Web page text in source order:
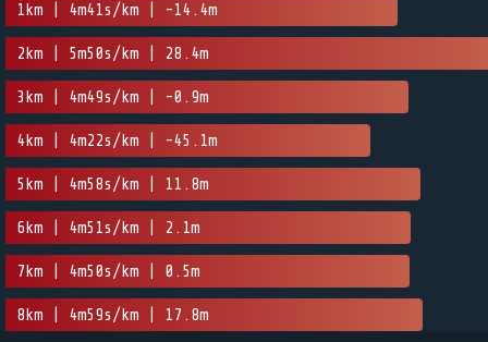
1km | 4m41s/km | -14.4m
2km | 5m50s/km | 28.4m
3km | 4m49s/km | -0.9m
4km | 4m22s/km | -45.1m
5km | 4m58s/km | 11.8m
6km | 4m51s/km | 2.1m
7km | 4m50s/km | 0.5m
8km | 4m59s/km | 17.8m